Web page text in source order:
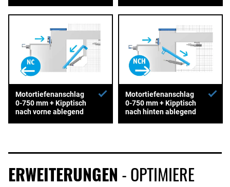
Motortiefenanschlag
0-750 mm + Kipptisch
nach vorne ablegend
Motortiefenanschlag
0-750 mm + Kipptisch
nach hinten ablegend
ERWEITERUNGEN - OPTIMIERE